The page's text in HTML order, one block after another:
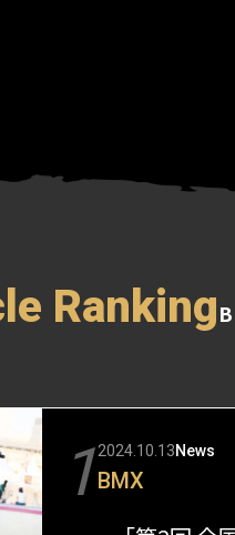
Ranking
12024.10.13News
BMX